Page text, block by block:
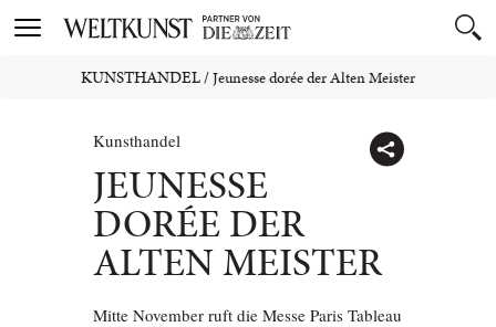
Toggle
KUNSTHANDEL/Jeunesse dorée der Alten Meister
Kunsthandel
JEUNESSE
DORÉE DER
ALTEN MEISTER
Mitte November ruft die Messe Paris Tableau